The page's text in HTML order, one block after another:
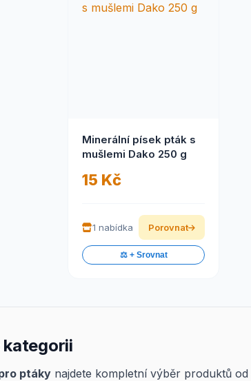
Minerální písek pták s
mušlemi Dako 250 g
15 Kč
1 nabídka Porovnat
⚖️ + Srovnat
kategorii
ptáky najdete kompletní výběr produktů